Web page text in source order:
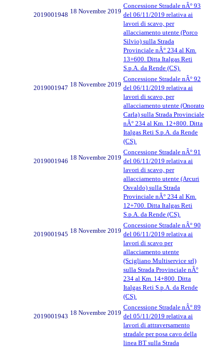
2019001948 18 Novembre 2019
Concessione Stradale nÂ° 93
del 06/11/2019 relativa ai
lavori di scavo, per
allacciamento utente (Porco
Silvio) sulla Strada
Provinciale nÂ° 234 al Km.
13+600. Ditta Italgas Reti
S.p.A. da Rende (CS).
2019001947 18 Novembre 2019
Concessione Stradale nÂ° 92
del 06/11/2019 relativa ai
lavori di scavo, per
allacciamento utente (Onorato
Carla) sulla Strada Provinciale
nÂ° 234 al Km. 12+800. Ditta
Italgas Reti S.p.A. da Rende
(CS).
2019001946 18 Novembre 2019
Concessione Stradale nÂ° 91
del 06/11/2019 relativa ai
lavori di scavo, per
allacciamento utente (Arcuri
Osvaldo) sulla Strada
Provinciale nÂ° 234 al Km.
12+700. Ditta Italgas Reti
S.p.A. da Rende (CS).
2019001945 18 Novembre 2019
Concessione Stradale nÂ° 90
del 06/11/2019 relativa ai
lavori di scavo per
allacciamento utente
(Scigliano Multiservice srl)
sulla Strada Provinciale nÂ°
234 al Km. 14+800. Ditta
Italgas Reti S.p.A. da Rende
(CS).
2019001943 18 Novembre 2019
Concessione Stradale nÂ° 89
del 05/11/2019 relativa ai
lavori di attraversamento
stradale per posa cavo della
linea BT sulla Strada